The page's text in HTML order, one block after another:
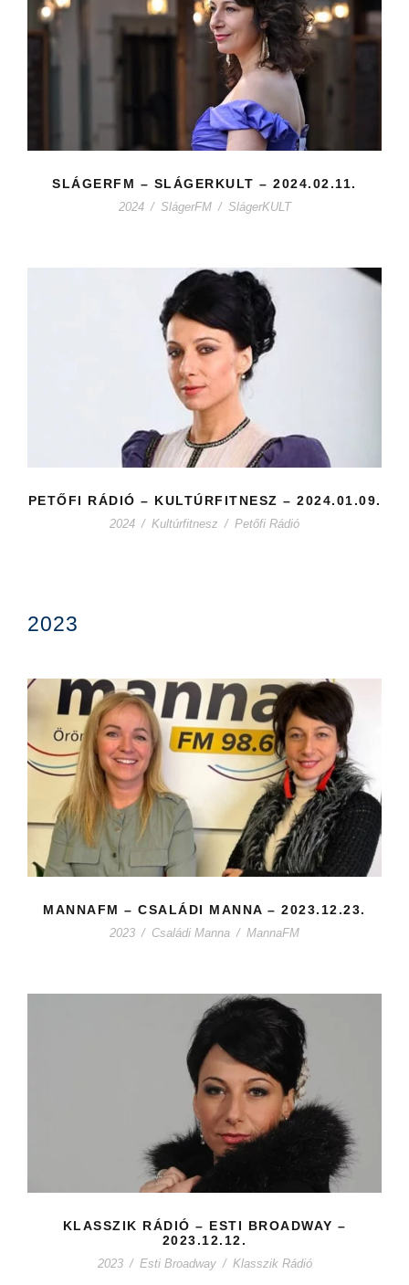
SLÁGERFM – SLÁGERKULT – 2024.02.11.
2024 / SlágerFM / SlágerKULT
PETŐFI RÁDIÓ – KULTÚRFITNESZ – 2024.01.09.
2024 / Kultúrfitnesz / Petőfi Rádió
2023
MANNAFM – CSALÁDI MANNA – 2023.12.23.
2023 / Családi Manna / MannaFM
KLASSZIK RÁDIÓ – ESTI BROADWAY –
2023.12.12.
2023 / Esti Broadway / Klasszik Rádió